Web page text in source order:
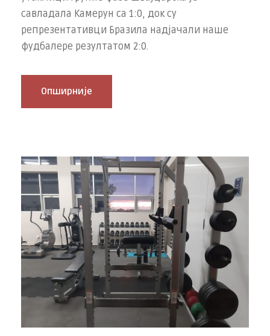
савладала Камерун са 1:0, док су
репрезентативци Бразила надјачали наше
фудбалере резултатом 2:0.
Опширније